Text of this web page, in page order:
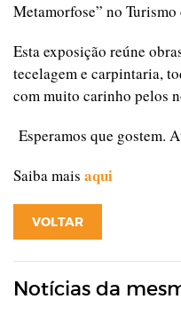
Metamorfose” no
Esta exposição reúne
tecelagem e carpintaria,
com muito carinho pelos
Esperamos que gostem.
Saiba mais aqui
VOLTAR
Notícias da